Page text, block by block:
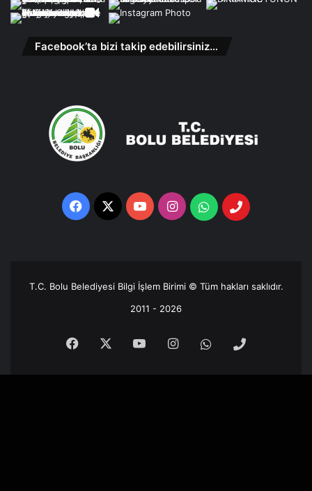
Facebook’ta bizi takip edebilirsiniz…
Facebook
X YouTubeInstagramWhatsappTelefon
T.C. Bolu Belediyesi Bilgi İşlem Birimi © Tüm hakları saklıdır.
2011 - 2026
Facebook YouTubeInstagramWhatsappTelefon